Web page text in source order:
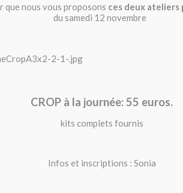
que nous vous proposons ces deux ateliers
du samedi 12 novembre
CROP à la journée: 55 euros.
kits complets fournis
Infos et inscriptions : Sonia